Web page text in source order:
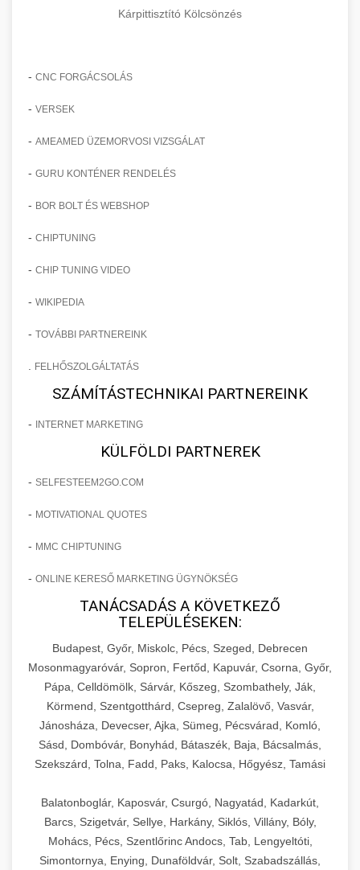
Kárpittisztító Kölcsönzés
- CNC FORGÁCSOLÁS
- VERSEK
- AMEAMED ÜZEMORVOSI VIZSGÁLAT
- GURU KONTÉNER RENDELÉS
- BOR BOLT ÉS WEBSHOP
- CHIPTUNING
- CHIP TUNING VIDEO
- WIKIPEDIA
- TOVÁBBI PARTNEREINK
FELHŐSZOLGÁLTATÁS
SZÁMÍTÁSTECHNIKAI PARTNEREINK
- INTERNET MARKETING
KÜLFÖLDI PARTNEREK
- SELFESTEEM2GO.COM
- MOTIVATIONAL QUOTES
- MMC CHIPTUNING
- ONLINE KERESŐ MARKETING ÜGYNÖKSÉG
TANÁCSADÁS A KÖVETKEZŐ
TELEPÜLÉSEKEN:
Budapest, Győr, Miskolc, Pécs, Szeged, Debrecen
Mosonmagyaróvár, Sopron, Fertőd, Kapuvár, Csorna, Győr,
Pápa, Celldömölk, Sárvár, Kőszeg, Szombathely, Ják,
Körmend, Szentgotthárd, Csepreg, Zalalövő, Vasvár,
Jánosháza, Devecser, Ajka, Sümeg, Pécsvárad, Komló,
Sásd, Dombóvár, Bonyhád, Bátaszék, Baja, Bácsalmás,
Szekszárd, Tolna, Fadd, Paks, Kalocsa, Hőgyész, Tamási
Balatonboglár, Kaposvár, Csurgó, Nagyatád, Kadarkút,
Barcs, Szigetvár, Sellye, Harkány, Siklós, Villány, Bóly,
Mohács, Pécs, Szentlőrinc Andocs, Tab, Lengyeltóti,
Simontornya, Enying, Dunaföldvár, Solt, Szabadszállás,